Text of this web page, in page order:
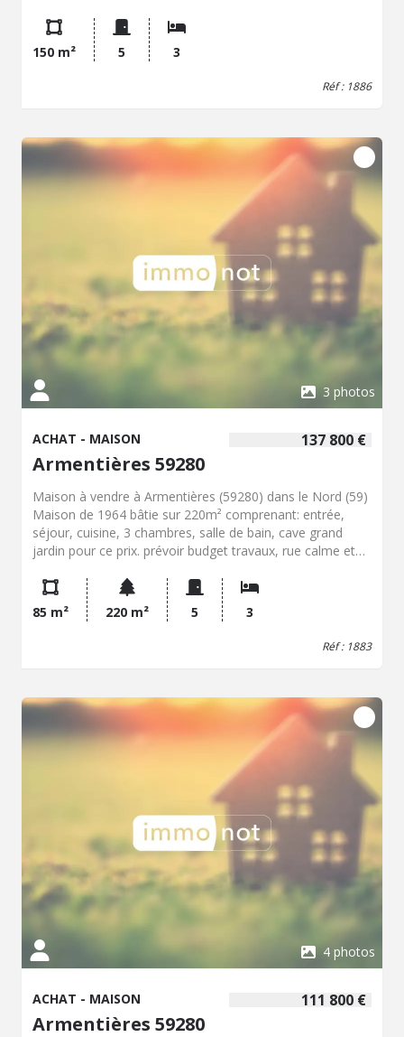
équipée d'environ 16 m², trois chambres, un bureau, un
grenier aménageable, une salle de bains, et une cave. Le
bien dispose d'un hangar attenant d'environ 220 m²,
comprenant un bureau d'environ 30 m² et offrant la
La maison est implantée dans une rue calme
d'Armentières. Les informations sur les risques auxquels
ce bien est exposé sont disponibles sur le site Géorisques
: www.georisques.gouv.fr. Contactez notre office notarial
pour obtenir de plus amples renseignements sur cette
150 m² 5 3
Réf : 1886
3 photos
137 800 €
ACHAT - MAISON
Armentières 59280
Maison à vendre à Armentières (59280) dans le Nord (59)
Maison de 1964 bâtie sur 220m² comprenant: entrée,
séjour, cuisine, 3 chambres, salle de bain, cave grand
jardin pour ce prix. prévoir budget travaux, rue calme et
Contactez notre office notarial pour obtenir de plus
amples renseignements sur cette maison à vendre en
EXCLUSIVITE à Armentières.
85 m² 220 m² 5 3
Réf : 1883
4 photos
111 800 €
ACHAT - MAISON
Armentières 59280